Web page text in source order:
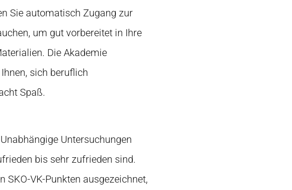
Sie automatisch Zugang zur
um gut vorbereitet in Ihre
Die Akademie
sich beruflich
Spaß.
Untersuchungen
bis sehr zufrieden sind.
VK-Punkten ausgezeichnet,